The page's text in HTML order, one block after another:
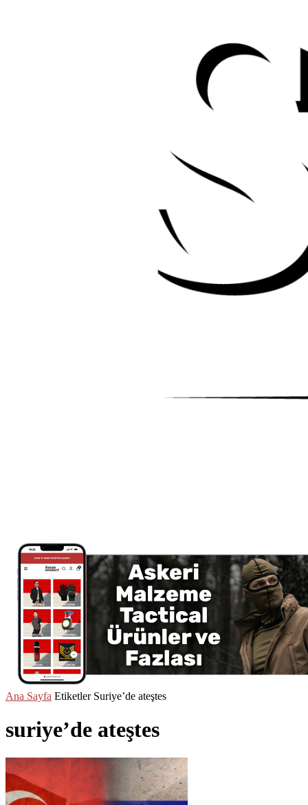
Ana Sayfa Etiketler Suriye’de ateştes
suriye’de ateştes